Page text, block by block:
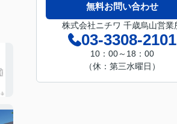
無料お問い合わせ
株式会社ニチワ 千歳烏山営業
03-3308-2101
10：00～18：00
（休：第三水曜日）